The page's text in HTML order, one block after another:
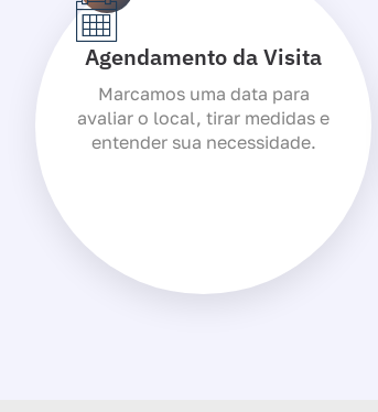
Agendamento da Visita
Marcamos uma data para
avaliar o local, tirar medidas e
entender sua necessidade.